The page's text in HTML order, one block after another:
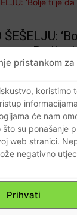
pristankom za
koristimo
će nam
su ponašanje
web stranici.
negativno
Prihvati
Budi
nas Pravila
Theme by